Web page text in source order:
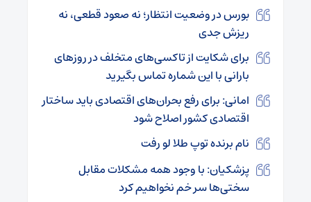
بورس در وضعیت انتظار؛ نه صعود قطعی، نه
ریزش جدی
برای شکایت از تاکسی‌های متخلف در روزهای
بارانی با این شماره تماس بگیرید
امانی: برای رفع بحران‌های اقتصادی باید ساختار
اقتصادی کشور اصلاح شود
نام برنده توپ طلا لو رفت
پزشکیان: با وجود همه مشکلات مقابل
سختی‌ها سر خم نخواهیم کرد